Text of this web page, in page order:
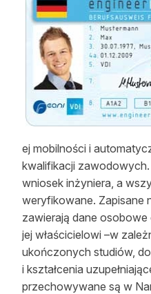
Prenumerata
Reklama
Zostań autorem
Archiwum
Kontakt
ej mobilności i
kwalifikacji
wniosek inżyniera, a
weryfikowane. Zapisane
zawierają dane
jej właścicielowi –w
ukończonych studiów,
i kształcenia
przechowywane są w